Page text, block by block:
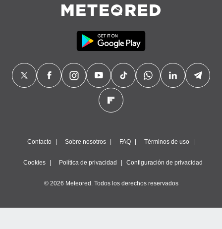
Contacto Sobre nosotros FAQ Términos de uso
Cookies Política de privacidad Configuración de privacidad
© 2026 Meteored. Todos los derechos reservados